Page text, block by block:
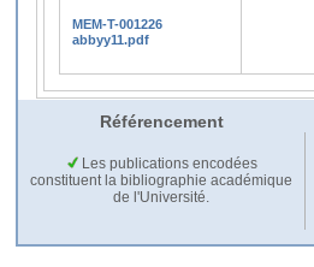
MEM-T-001226
abbyy11.pdf
Référencement
Les publications encodées
constituent la bibliographie académique
de l'Université.